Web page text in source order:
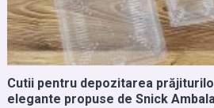
Cutii pentru depozitarea
elegante propuse de Snick